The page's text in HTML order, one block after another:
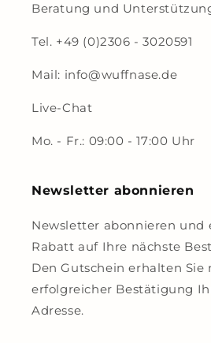
Beratung und
Tel. +49 (0)2306 - 3020591
Mail: info@wuffnase.de
Live-Chat
Mo. - Fr.: 09:00 - 17:00 Uhr
Newsletter abonnieren
Newsletter abonnieren und
Rabatt auf Ihre nächste
Den Gutschein erhalten Sie
erfolgreicher Bestätigung
Adresse.